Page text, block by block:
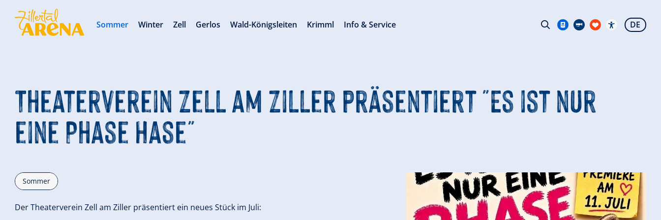
Theaterverein Zell am Ziller präsentiert "Es ist nur
eine Phase Hase"
Sommer
Der Theaterverein Zell am Ziller präsentiert ein neues Stück im Juli:
Sommer Winter Zell Gerlos Wald-Königsleiten Krimml Info & Service DE